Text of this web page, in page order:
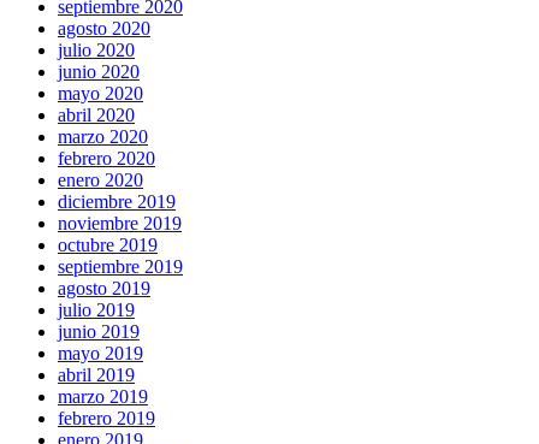
septiembre 2020
agosto 2020
julio 2020
junio 2020
mayo 2020
abril 2020
marzo 2020
febrero 2020
enero 2020
diciembre 2019
noviembre 2019
octubre 2019
septiembre 2019
agosto 2019
julio 2019
junio 2019
mayo 2019
abril 2019
marzo 2019
febrero 2019
enero 2019